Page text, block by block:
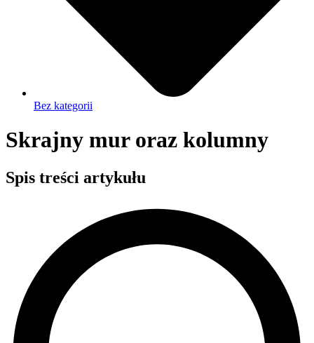
Bez kategorii
Skrajny mur oraz kolumny
Spis treści artykułu